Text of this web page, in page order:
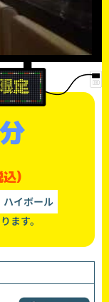
込)
ハイボール
ます。